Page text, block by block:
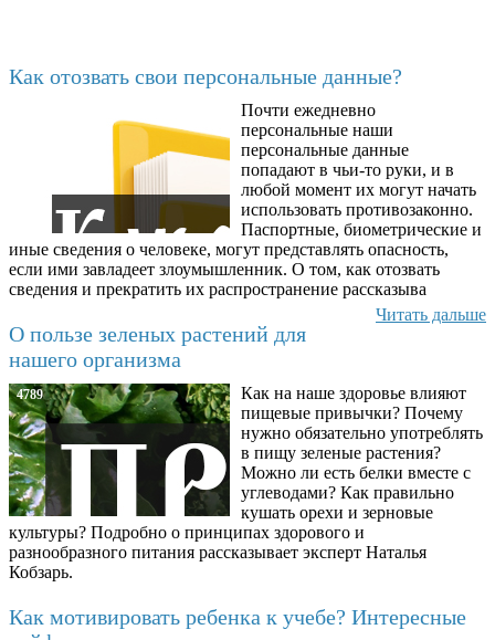
Как отозвать свои персональные данные?
Почти ежедневно
персональные наши
персональные данные
попадают в чьи-то руки, и в
любой момент их могут начать
использовать противозаконно.
Паспортные, биометрические и
иные сведения о человеке, могут представлять опасность,
если ими завладеет злоумышленник. О том, как отозвать
сведения и прекратить их распространение рассказыва
Читать дальше
О пользе зеленых растений для
нашего организма
4789
Как на наше здоровье влияют
пищевые привычки? Почему
нужно обязательно употреблять
в пищу зеленые растения?
Можно ли есть белки вместе с
углеводами? Как правильно
кушать орехи и зерновые
культуры? Подробно о принципах здорового и
разнообразного питания рассказывает эксперт Наталья
Кобзарь.
Как мотивировать ребенка к учебе? Интересные